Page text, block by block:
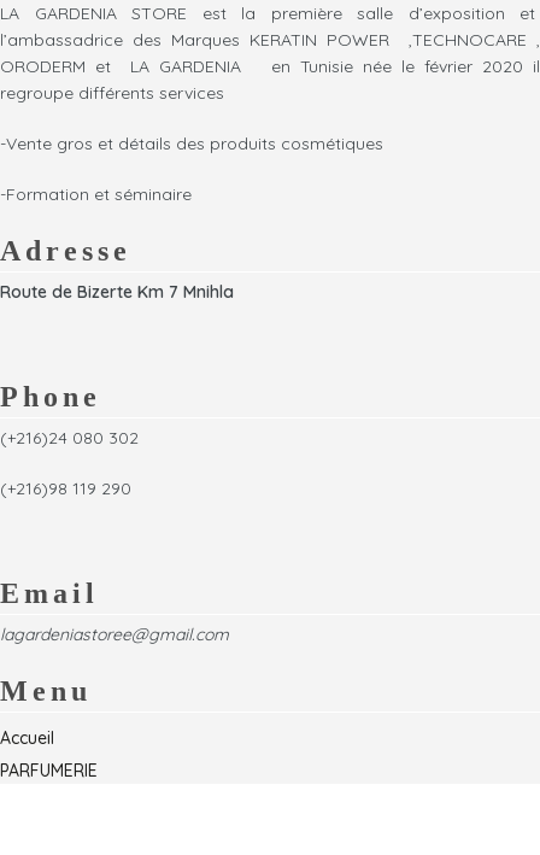
LA GARDENIA STORE est la première salle d’exposition et
l’ambassadrice des Marques KERATIN POWER ,TECHNOCARE ,
ORODERM et LA GARDENIA en Tunisie née le février 2020 il
regroupe différents services
-Vente gros et détails des produits cosmétiques
-Formation et séminaire
Adresse
Route de Bizerte Km 7 Mnihla
Phone
(+216)24 080 302
(+216)98 119 290
Email
lagardeniastoree@gmail.com
Menu
Accueil
PARFUMERIE